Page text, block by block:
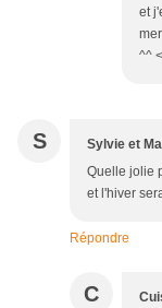
et
^^
S Sylvie et
Quelle jolie
et l'hiver
Répondre
C